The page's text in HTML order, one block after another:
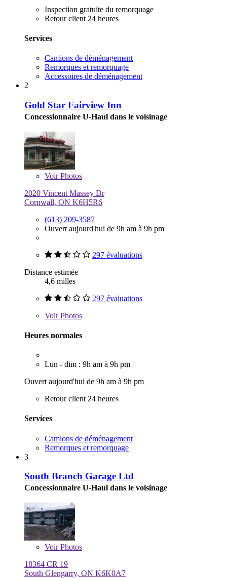
Inspection gratuite du remorquage
Retour client 24 heures
Services
Camions de déménagement
Remorques et remorquage
Accessoires de déménagement
2
Gold Star Fairview Inn
Concessionnaire U-Haul dans le voisinage
VoirPhotos
2020 Vincent Massey Dr
Cornwall, ON K6H5R6
(613) 209-3587
Ouvert aujourd'hui de 9h am à 9h pm
297 évaluations
Distance estimée
4,6 milles
297 évaluations
VoirPhotos
Heures normales
Lun - dim : 9h am à 9h pm
Ouvert aujourd'hui de 9h am à 9h pm
Retour client 24 heures
Services
Camions de déménagement
Remorques et remorquage
3
South Branch Garage Ltd
Concessionnaire U-Haul dans le voisinage
VoirPhotos
18364 CR 19
South Glengarry, ON K6K0A7